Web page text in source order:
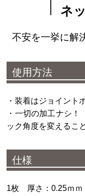
ネ
不安を一挙に解
使用方法
・装着はジョイント
・一切の加工ナシ
ック角度を変えるこ
仕様
1枚 厚さ：0.25ｍｍ